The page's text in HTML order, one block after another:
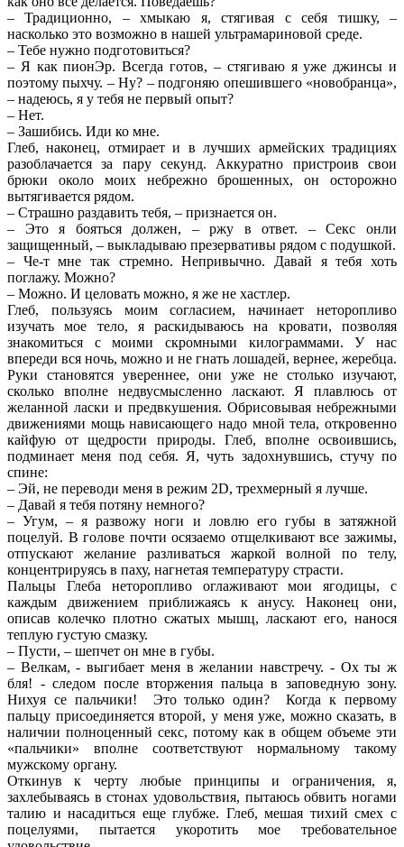
– Традиционно, – хмыкаю я, стягивая с себя тишку, –
насколько это возможно в нашей ультрамариновой среде.
– Тебе нужно подготовиться?
– Я как пионЭр. Всегда готов, – стягиваю я уже джинсы и
поэтому пыхчу. – Ну? – подгоняю опешившего «новобранца»,
– надеюсь, я у тебя не первый опыт?
– Нет.
– Зашибись. Иди ко мне.
Глеб, наконец, отмирает и в лучших армейских традициях
разоблачается за пару секунд. Аккуратно пристроив свои
брюки около моих небрежно брошенных, он осторожно
вытягивается рядом.
– Страшно раздавить тебя, – признается он.
– Это я бояться должен, – ржу в ответ. – Секс онли
защищенный, – выкладываю презервативы рядом с подушкой.
– Че-т мне так стремно. Непривычно. Давай я тебя хоть
поглажу. Можно?
– Можно. И целовать можно, я же не хастлер.
Глеб, пользуясь моим согласием, начинает неторопливо
изучать мое тело, я раскидываюсь на кровати, позволяя
знакомиться с моими скромными килограммами. У нас
впереди вся ночь, можно и не гнать лошадей, вернее, жеребца.
Руки становятся увереннее, они уже не столько изучают,
сколько вполне недвусмысленно ласкают. Я плавлюсь от
желанной ласки и предвкушения. Обрисовывая небрежными
движениями мощь нависающего надо мной тела, откровенно
кайфую от щедрости природы. Глеб, вполне освоившись,
подминает меня под себя. Я, чуть задохнувшись, стучу по
спине:
– Эй, не переводи меня в режим 2D, трехмерный я лучше.
– Давай я тебя потяну немного?
– Угум, – я развожу ноги и ловлю его губы в затяжной
поцелуй. В голове почти осязаемо отщелкивают все зажимы,
отпускают желание разливаться жаркой волной по телу,
концентрируясь в паху, нагнетая температуру страсти.
Пальцы Глеба неторопливо оглаживают мои ягодицы, с
каждым движением приближаясь к анусу. Наконец они,
описав колечко плотно сжатых мышц, ласкают его, нанося
теплую густую смазку.
– Пусти, – шепчет он мне в губы.
– Велкам, - выгибает меня в желании навстречу. - Ох ты ж
бля! - следом после вторжения пальца в заповедную зону.
Нихуя се пальчики! Это только один? Когда к первому
пальцу присоединяется второй, у меня уже, можно сказать, в
наличии полноценный секс, потому как в общем объеме эти
«пальчики» вполне соответствуют нормальному такому
мужскому органу.
Откинув к черту любые принципы и ограничения, я,
захлебываясь в стонах удовольствия, пытаюсь обвить ногами
талию и насадиться еще глубже. Глеб, мешая тихий смех с
поцелуями, пытается укоротить мое требовательное